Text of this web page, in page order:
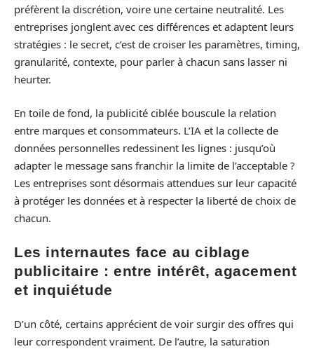
préfèrent la discrétion, voire une certaine neutralité. Les
entreprises jonglent avec ces différences et adaptent leurs
stratégies : le secret, c’est de croiser les paramètres, timing,
granularité, contexte, pour parler à chacun sans lasser ni
heurter.
En toile de fond, la publicité ciblée bouscule la relation
entre marques et consommateurs. L’IA et la collecte de
données personnelles redessinent les lignes : jusqu’où
adapter le message sans franchir la limite de l’acceptable ?
Les entreprises sont désormais attendues sur leur capacité
à protéger les données et à respecter la liberté de choix de
chacun.
Les internautes face au ciblage
publicitaire : entre intérêt, agacement
et inquiétude
D’un côté, certains apprécient de voir surgir des offres qui
leur correspondent vraiment. De l’autre, la saturation